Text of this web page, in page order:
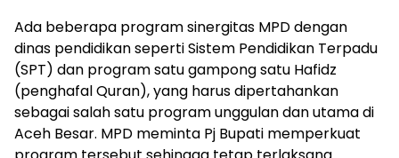
Ada beberapa program sinergitas MPD dengan
dinas pendidikan seperti Sistem Pendidikan Terpadu
(SPT) dan program satu gampong satu Hafidz
(penghafal Quran), yang harus dipertahankan
sebagai salah satu program unggulan dan utama di
Aceh Besar. MPD meminta Pj Bupati memperkuat